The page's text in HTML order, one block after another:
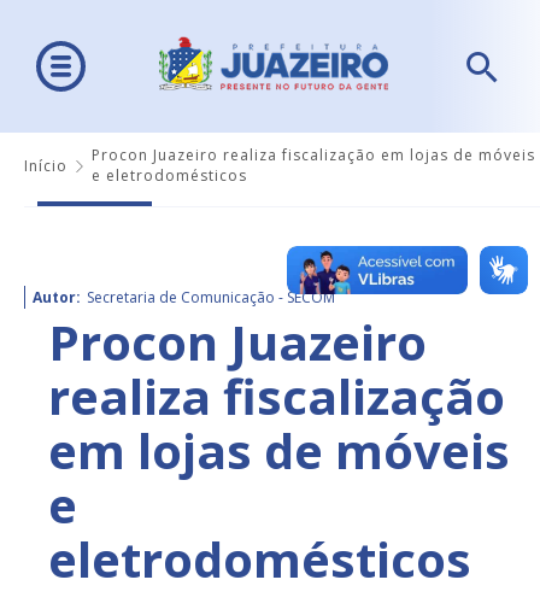
Início
Procon Juazeiro realiza fiscalização em lojas de móveis
e eletrodomésticos
Autor: Secretaria de Comunicação - SECOM
Procon Juazeiro
realiza fiscalização
em lojas de móveis
e
eletrodomésticos